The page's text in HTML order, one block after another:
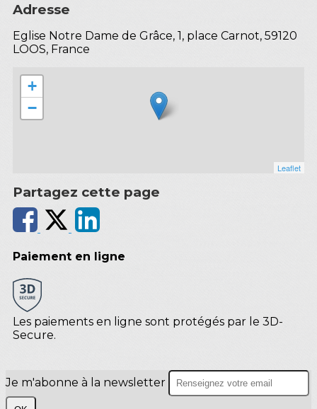
Adresse
Eglise Notre Dame de Grâce, 1, place Carnot, 59120
LOOS, France
+
−
Leaflet
Partagez cette page
Paiement en ligne
Les paiements en ligne sont protégés par le 3D-
Secure.
Je m'abonne à la newsletter